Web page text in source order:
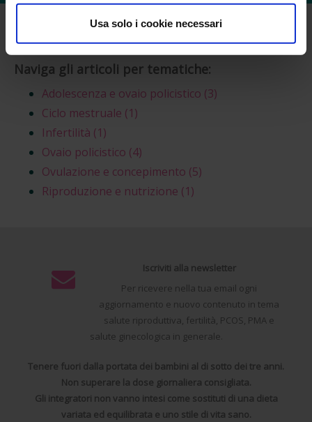
Usa solo i cookie necessari
Naviga gli articoli per tematiche:
Adolescenza e ovaio policistico (3)
Ciclo mestruale (1)
Infertilità (1)
Ovaio policistico (4)
Ovulazione e concepimento (5)
Riproduzione e nutrizione (1)
Iscriviti alla newsletter
Per ricevere nella tua email ogni
aggiornamento e nuovo contenuto in tema
salute riproduttiva, fertilità, PCOS, PMA e
salute ginecologica in generale.
Tenere fuori dalla portata dei bambini al di sotto dei tre anni.
Non superare la dose giornaliera consigliata.
Gli integratori non vanno intesi come sostituti di una dieta
variata ed equilibrata e uno stile di vita sano.